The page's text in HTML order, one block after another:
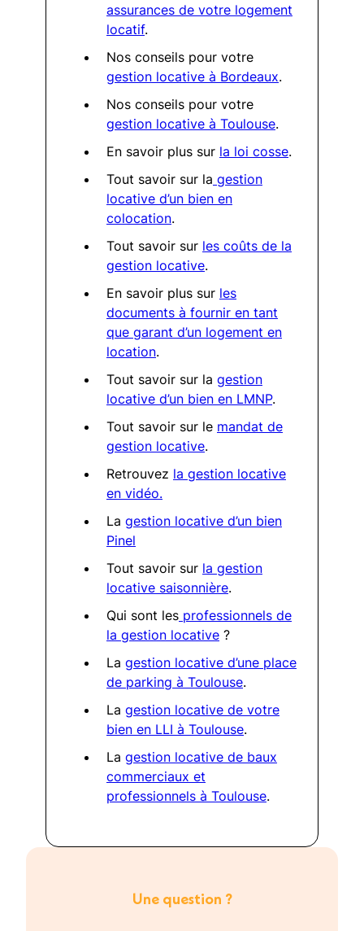
assurances de votre logement
locatif.
Nos conseils pour votre
gestion locative à Bordeaux.
Nos conseils pour votre
gestion locative à Toulouse.
En savoir plus sur la loi cosse.
Tout savoir sur la gestion
locative d’un bien en
colocation.
Tout savoir sur les coûts de la
gestion locative.
En savoir plus sur les
documents à fournir en tant
que garant d’un logement en
location.
Tout savoir sur la gestion
locative d’un bien en LMNP.
Tout savoir sur le mandat de
gestion locative.
Retrouvez la gestion locative
en vidéo.
La gestion locative d’un bien
Pinel
Tout savoir sur la gestion
locative saisonnière.
Qui sont les professionnels de
la gestion locative ?
La gestion locative d’une place
de parking à Toulouse.
La gestion locative de votre
bien en LLI à Toulouse.
La gestion locative de baux
commerciaux et
professionnels à Toulouse.
Une question ?